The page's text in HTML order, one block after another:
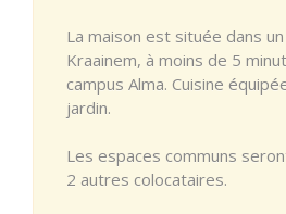
La maison est située dans
Kraainem, à moins de 5
campus Alma. Cuisine
jardin.
Les espaces communs
2 autres colocataires.